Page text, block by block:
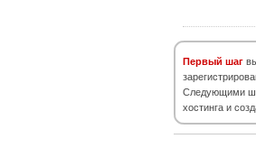
Первый шаг
Следующими
хостинга и